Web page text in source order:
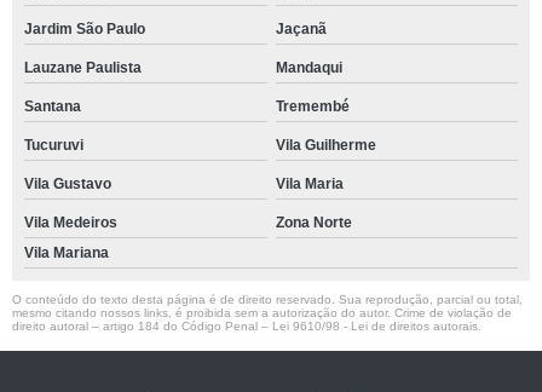
Jardim São Paulo Jaçanã
Lauzane Paulista Mandaqui
Santana Tremembé
Tucuruvi Vila Guilherme
Vila Gustavo Vila Maria
Vila Medeiros
Zona Norte
Vila Mariana
O conteúdo do texto desta página é de direito reservado. Sua reprodução, parcial ou total,
mesmo citando nossos links, é proibida sem a autorização do autor. Crime de violação de
direito autoral – artigo 184 do Código Penal – Lei 9610/98 - Lei de direitos autorais